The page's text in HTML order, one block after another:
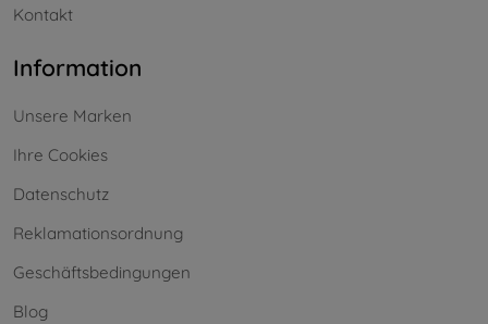
Kontakt
Information
Unsere Marken
Ihre Cookies
Datenschutz
Reklamationsordnung
Geschäftsbedingungen
Blog